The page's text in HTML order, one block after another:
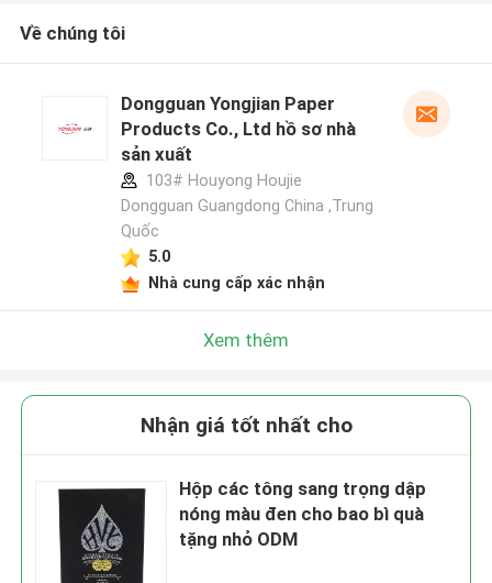
Về chúng tôi
Dongguan Yongjian Paper
Products Co., Ltd hồ sơ nhà
sản xuất
103# Houyong Houjie
Dongguan Guangdong China ,Trung
Quốc
5.0
Nhà cung cấp xác nhận
Xem thêm
Nhận giá tốt nhất cho
Hộp các tông sang trọng dập
nóng màu đen cho bao bì quà
tặng nhỏ ODM